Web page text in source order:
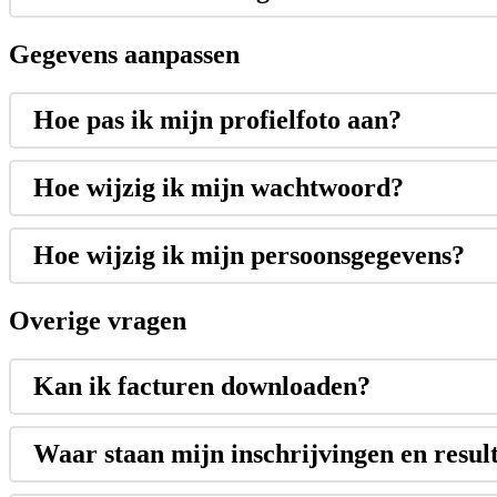
Gegevens aanpassen
Hoe pas ik mijn profielfoto aan?
Hoe wijzig ik mijn wachtwoord?
Hoe wijzig ik mijn persoonsgegevens?
Overige vragen
Kan ik facturen downloaden?
Waar staan mijn inschrijvingen en